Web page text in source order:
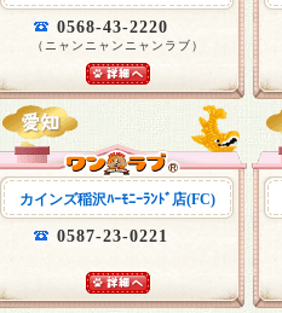
0568-43-2220
（ニャンニャンニャンラブ）
カインズ稲沢ﾊｰﾓﾆｰﾗﾝﾄﾞ店(FC)
0587-23-0221